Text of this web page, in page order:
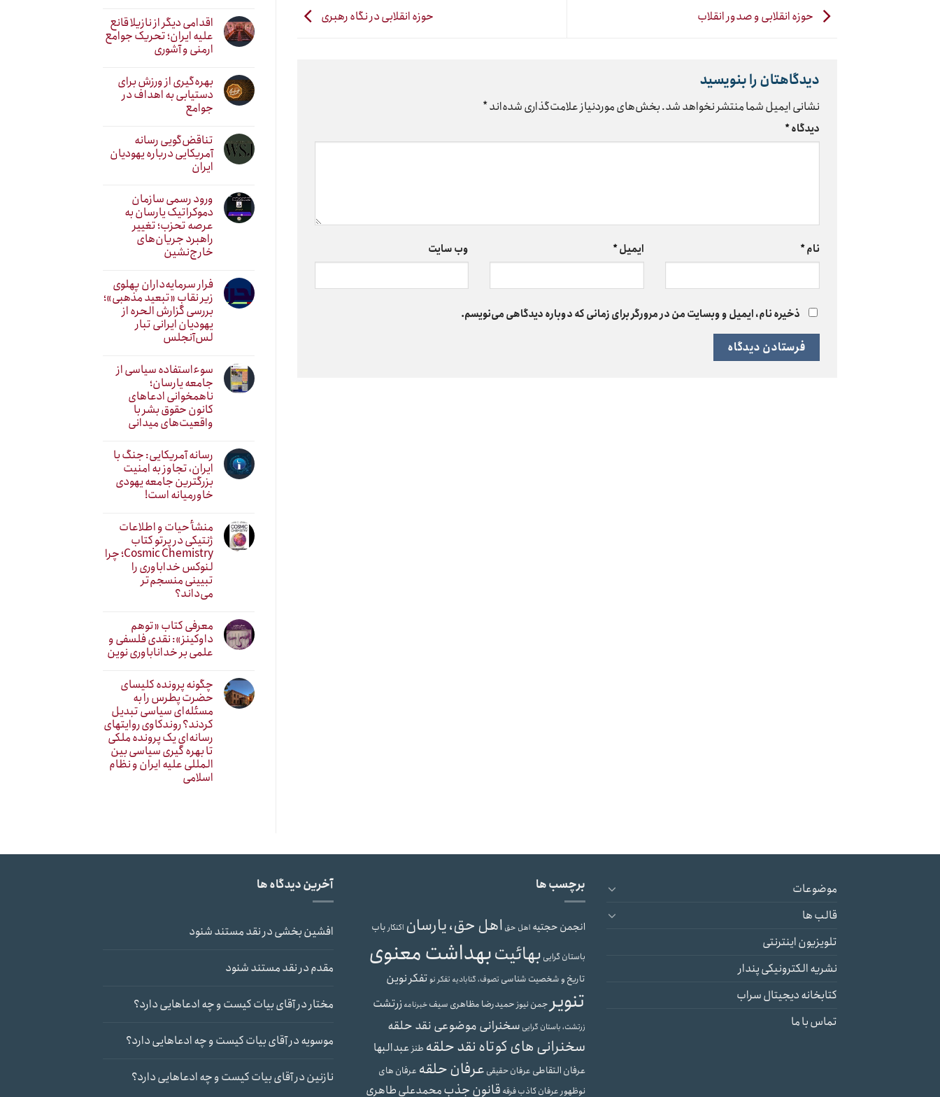
حوزه انقلابی و صدور انقلاب حوزه انقلابی در نگاه رهبری
دیدگاهتان را بنویسید
نشانی ایمیل شما منتشر نخواهد شد.بخش‌های موردنیاز علامت‌گذاری شده‌اند*
دیدگاه*
نام* ایمیل* وب‌ سایت
ذخیره نام، ایمیل و وبسایت من در مرورگر برای زمانی که دوباره دیدگاهی می‌نویسم.
اقدامی دیگر از نازیلا قانع
علیه ایران؛ تحریک جوامع
ارمنی و آشوری
بهره‌گیری از ورزش برای
دستیابی به اهداف در
جوامع
تناقض‌گویی رسانه
آمریکایی درباره یهودیان
ایران
ورود رسمی سازمان
دموکراتیک یارسان به
عرصه تحزب؛ تغییر
راهبرد جریان‌های
خارج‌نشین
فرار سرمایه‌داران پهلوی
زیر نقابِ «تبعید مذهبی»؛
بررسی گزارش الحره از
یهودیان ایرانی تبار
لس‌آنجلس
سوءاستفاده سیاسی از
جامعه یارسان؛
ناهمخوانی ادعاهای
کانون حقوق بشر با
واقعیت‌های میدانی
رسانه آمریکایی: جنگ با
ایران، تجاوز به امنیت
بزرگترین جامعه یهودی
خاورمیانه است!
منشأ حیات و اطلاعات
ژنتیکی در پرتو کتاب
Cosmic Chemistry؛ چرا
لنوکس خداباوری را
تبیینی منسجم‌تر
می‌داند؟
معرفی کتاب «توهم
داوکینز»: نقدی فلسفی و
علمی بر خداناباوری نوین
چگونه پرونده کلیسای
حضرت پطرس را به
مسئله‌ای سیاسی تبدیل
کردند؟ روندکاوی روایتهای
رسانه‌ایِ یک پرونده ملکی
تا بهره گیری سیاسی بین
المللی علیه ایران و نظام
اسلامی
موضوعات
قالب ها
تلویزیون اینترنتی
نشریه الکترونیکی پندار
کتابخانه دیجیتال سراب
تماس با ما
برچسب ها
انجمن حجتیه اهل حق اهل حق، یارسان اکنکارباب
باستان گرایی بهائیتبهداشت معنوی
تاریخ و شخصیت شناسی تصوف، گنابادیه تفکر نوتفکر نوین
تنویر جمن نیوزحمیدرضا مظاهری سیفخبرنامهزرتشت
زرتشت، باستان گرایی سخنرانی موضوعی نقد حلقه
سخنرانی های کوتاه نقد حلقه طنزعبدالبها
عرفان التقاطی عرفان حقیقی عرفان حلقه عرفان های
نوظهورعرفان کاذبفرقه قانون جذبمحمدعلی طاهری
آخرین دیدگاه ها
افشین بخشیدرنقد مستند شنود
مقدمدرنقد مستند شنود
مختاردرآقای بیات کیست و چه ادعاهایی دارد؟
موسویهدرآقای بیات کیست و چه ادعاهایی دارد؟
نازنیندرآقای بیات کیست و چه ادعاهایی دارد؟